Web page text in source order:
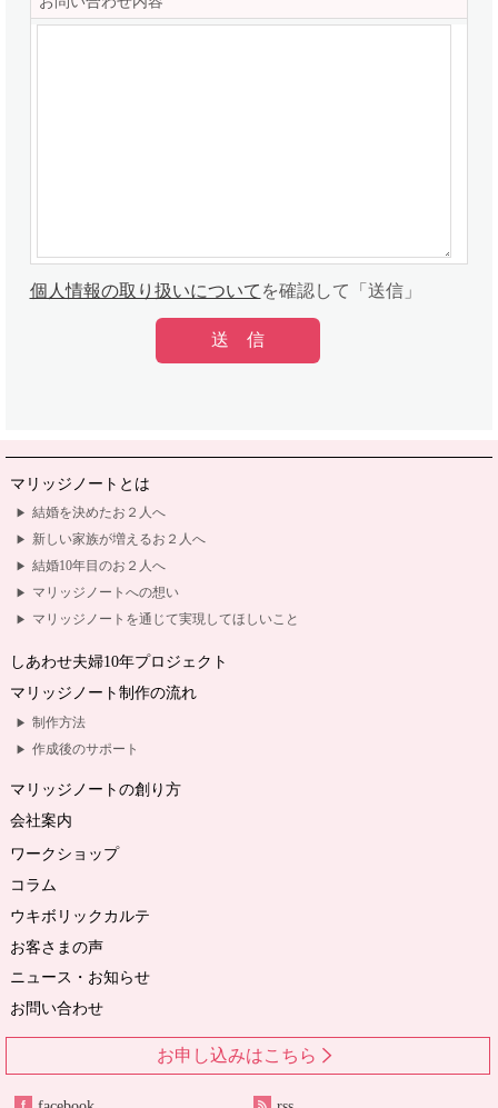
個人情報の取り扱いについて を確認して「送信」
マリッジノートとは
結婚を決めたお２人へ
新しい家族が増えるお２人へ
結婚10年目のお２人へ
マリッジノートへの想い
マリッジノートを通じて実現してほしいこと
しあわせ夫婦10年プロジェクト
マリッジノート制作の流れ
制作方法
作成後のサポート
マリッジノートの創り方
会社案内
ワークショップ
コラム
ウキボリックカルテ
お客さまの声
ニュース・お知らせ
お問い合わせ
お申し込みはこちら